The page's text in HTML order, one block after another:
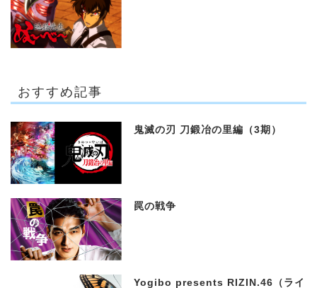
おすすめ記事
鬼滅の刃 刀鍛冶の里編（3期）
罠の戦争
Yogibo presents RIZIN.46（ライ